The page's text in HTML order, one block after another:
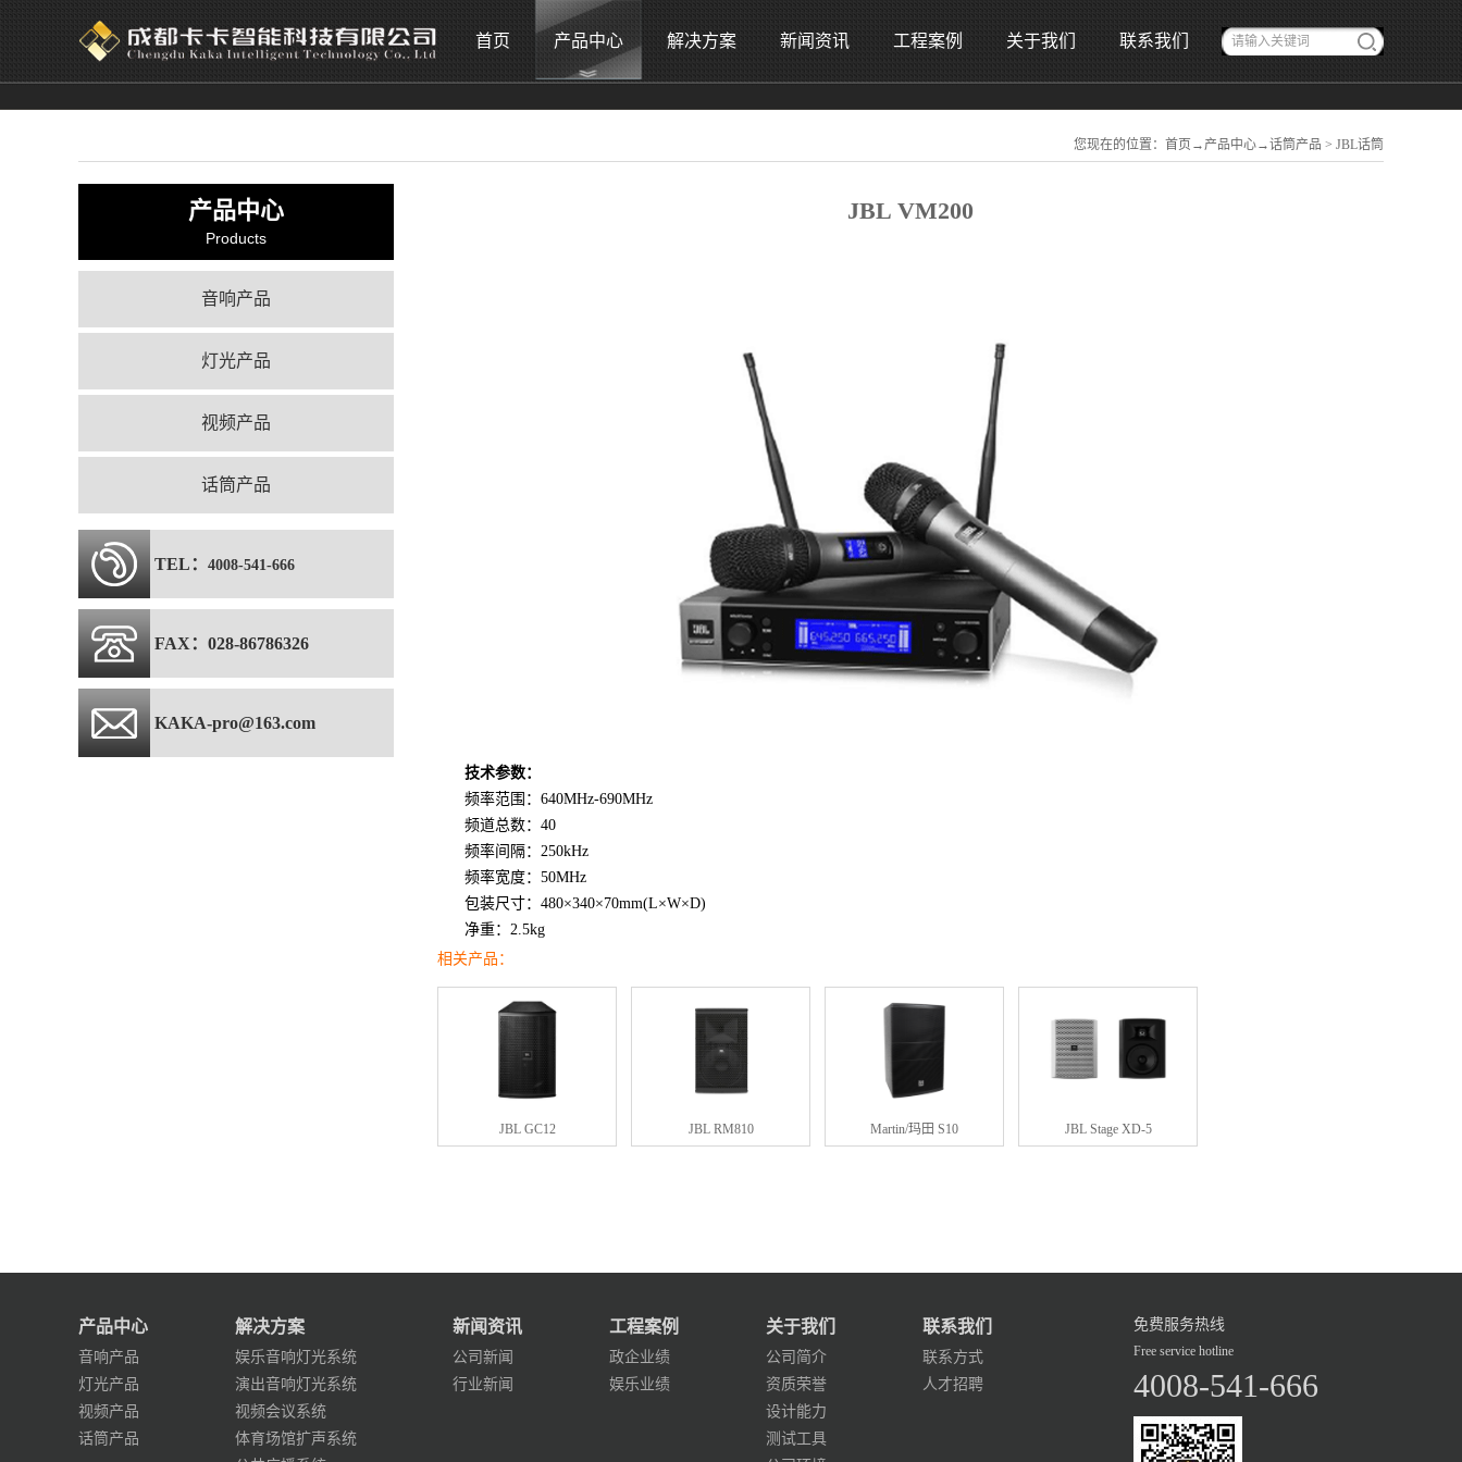
首页 产品中心 解决方案 新闻资讯 工程案例 关于我们 联系我们
您现在的位置： 首页 → 产品中心→话筒产品 > JBL话筒
产品中心
Products
音响产品
灯光产品
视频产品
话筒产品
TEL： 4008-541-666
FAX：028-86786326
KAKA-pro@163.com
JBL VM200
技术参数：
频率范围：640MHz-690MHz
频道总数：40
频率间隔：250kHz
频率宽度：50MHz
包装尺寸：480×340×70mm(L×W×D)
净重：2.5kg
相关产品：
JBL GC12 JBL RM810 Martin/玛田 S10 JBL Stage XD-5
免费服务热线
Free service hotline
4008-541-666
产品中心
音响产品
灯光产品
视频产品
话筒产品
解决方案
娱乐音响灯光系统
演出音响灯光系统
视频会议系统
体育场馆扩声系统
新闻资讯
公司新闻
行业新闻
工程案例
政企业绩
娱乐业绩
关于我们
公司简介
资质荣誉
设计能力
测试工具
联系我们
联系方式
人才招聘